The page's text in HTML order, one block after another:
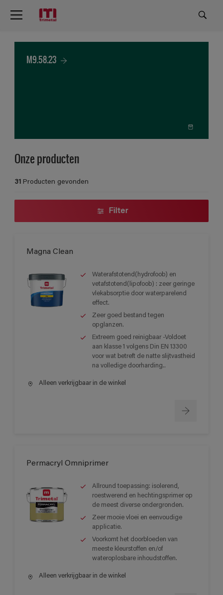
M9.58.23
Onze producten
31 Producten gevonden
Filter
Magna Clean
Waterafstotend(hydrofoob) en
vetafstotend(lipofoob) : zeer geringe
vlekabsorptie door waterparelend
effect.
Zeer goed bestand tegen
opglanzen.
Extreem goed reinigbaar -Voldoet
aan klasse 1 volgens Din EN 13300
voor wat betreft de natte slijtvastheid
na volledige doorharding..
Alleen verkrijgbaar in de winkel
Permacryl Omniprimer
Allround toepassing: isolerend,
roestwerend en hechtingsprimer op
de meest diverse ondergronden.
Zeer mooie vloei en eenvoudige
applicatie.
Voorkomt het doorbloeden van
meeste kleurstoffen en/of
wateroplosbare inhoudstoffen.
Alleen verkrijgbaar in de winkel